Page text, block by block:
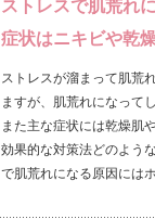
ストレスで肌荒れ
症状はニキビや乾燥
ストレスが溜まって肌荒
ますが、肌荒れになって
また主な症状には乾燥肌
効果的な対策法どのよう
で肌荒れになる原因には